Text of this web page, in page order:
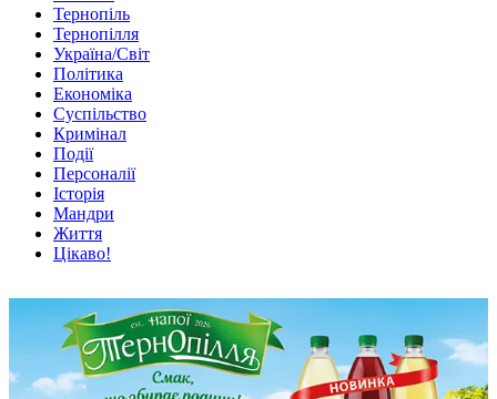
Тернопіль
Тернопілля
Україна/Світ
Політика
Економіка
Суспільство
Кримінал
Події
Персоналії
Історія
Мандри
Життя
Цікаво!